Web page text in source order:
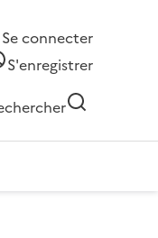
Se connecter
S'enregistrer